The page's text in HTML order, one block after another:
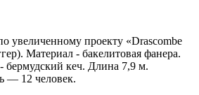
увеличенному проекту «Drascombe
Материал - бакелитовая фанера.
бермудский кеч. Длина 7,9 м.
— 12 человек.